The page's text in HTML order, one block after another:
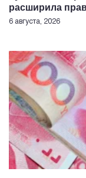
расширила
6 августа, 2026